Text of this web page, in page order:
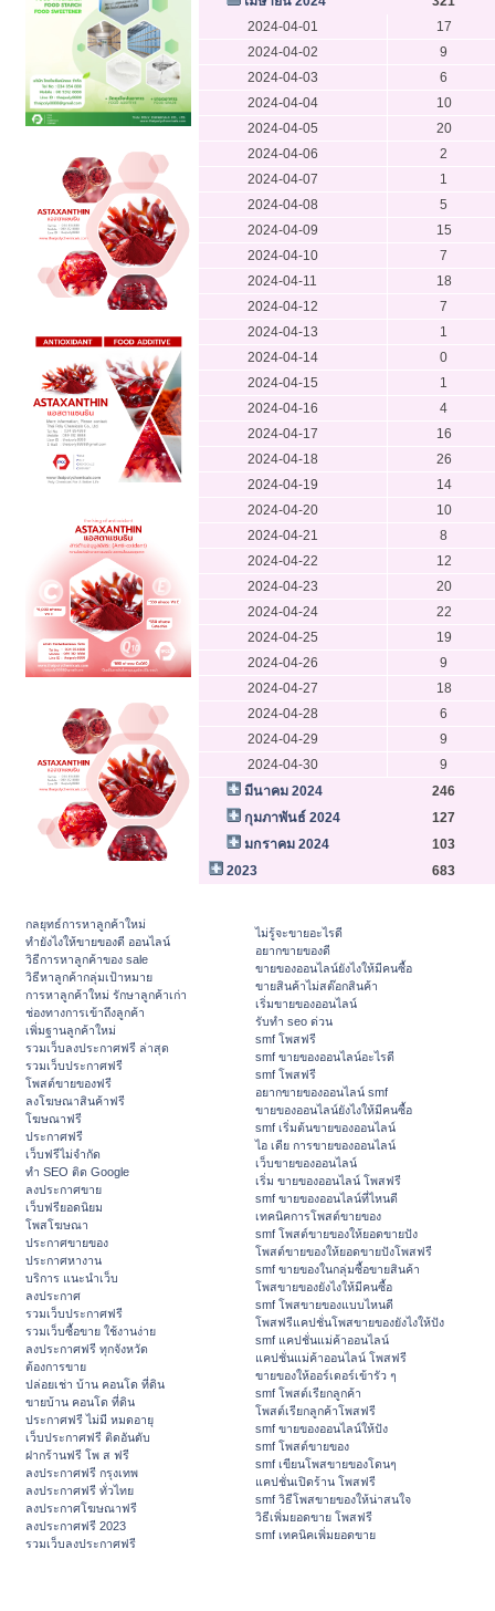
2024-04-01
17
2024-04-02
9
2024-04-03
6
2024-04-04
10
2024-04-05
20
2024-04-06
2
2024-04-07
1
2024-04-08
5
2024-04-09
15
2024-04-10
7
2024-04-11
18
2024-04-12
7
2024-04-13
1
2024-04-14
0
2024-04-15
1
2024-04-16
4
2024-04-17
16
2024-04-18
26
2024-04-19
14
2024-04-20
10
2024-04-21
8
2024-04-22
12
2024-04-23
20
2024-04-24
22
2024-04-25
19
2024-04-26
9
2024-04-27
18
2024-04-28
6
2024-04-29
9
2024-04-30
9
มีนาคม 2024
246
กุมภาพันธ์ 2024
127
มกราคม 2024
103
2023
683
กลยุทธ์การหาลูกค้าใหม่
ทํายังไงให้ขายของดี ออนไลน์
วิธีการหาลูกค้าของ sale
วิธีหาลูกค้ากลุ่มเป้าหมาย
การหาลูกค้าใหม่ รักษาลูกค้าเก่า
ช่องทางการเข้าถึงลูกค้า
เพิ่มฐานลูกค้าใหม่
รวมเว็บลงประกาศฟรี ล่าสุด
รวมเว็บประกาศฟรี
โพสต์ขายของฟรี
ลงโฆษณาสินค้าฟรี
โฆษณาฟรี
ประกาศฟรี
เว็บฟรีไม่จำกัด
ทำ SEO ติด Google
ลงประกาศขาย
เว็บฟรียอดนิยม
โพสโฆษณา
ประกาศขายของ
ประกาศหางาน
บริการ แนะนำเว็บ
ลงประกาศ
รวมเว็บประกาศฟรี
รวมเว็บซื้อขาย ใช้งานง่าย
ลงประกาศฟรี ทุกจังหวัด
ต้องการขาย
ปล่อยเช่า บ้าน คอนโด ที่ดิน
ขายบ้าน คอนโด ที่ดิน
ประกาศฟรี ไม่มี หมดอายุ
เว็บประกาศฟรี ติดอันดับ
ฝากร้านฟรี โพ ส ฟรี
ลงประกาศฟรี กรุงเทพ
ลงประกาศฟรี ทั่วไทย
ลงประกาศโฆษณาฟรี
ลงประกาศฟรี 2023
รวมเว็บลงประกาศฟรี
ไม่รู้จะขายอะไรดี
อยากขายของดี
ขายของออนไลน์ยังไงให้มีคนซื้อ
ขายสินค้าไม่สต๊อกสินค้า
เริ่มขายของออนไลน์
รับทำ seo ด่วน
smf โพสฟรี
smf ขายของออนไลน์อะไรดี
smf โพสฟรี
อยากขายของออนไลน์ smf
ขายของออนไลน์ยังไงให้มีคนซื้อ
smf เริ่มต้นขายของออนไลน์
ไอ เดีย การขายของออนไลน์
เว็บขายของออนไลน์
เริ่ม ขายของออนไลน์ โพสฟรี
smf ขายของออนไลน์ที่ไหนดี
เทคนิคการโพสต์ขายของ
smf โพสต์ขายของให้ยอดขายปัง
โพสต์ขายของให้ยอดขายปังโพสฟรี
smf ขายของในกลุ่มซื้อขายสินค้า
โพสขายของยังไงให้มีคนซื้อ
smf โพสขายของแบบไหนดี
โพสฟรีแคปชั่นโพสขายของยังไงให้ปัง
smf แคปชั่นแม่ค้าออนไลน์
แคปชั่นแม่ค้าออนไลน์ โพสฟรี
ขายของให้ออร์เดอร์เข้ารัว ๆ
smf โพสต์เรียกลูกค้า
โพสต์เรียกลูกค้าโพสฟรี
smf ขายของออนไลน์ให้ปัง
smf โพสต์ขายของ
smf เขียนโพสขายของโดนๆ
แคปชั่นเปิดร้าน โพสฟรี
smf วิธีโพสขายของให้น่าสนใจ
วิธีเพิ่มยอดขาย โพสฟรี
smf เทคนิคเพิ่มยอดขาย